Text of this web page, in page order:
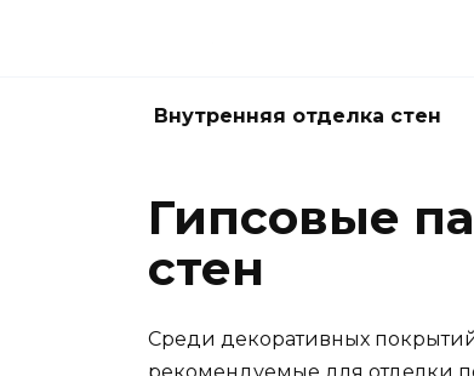
Внутренняя отделка стен
Гипсовые
стен
Среди декоративных